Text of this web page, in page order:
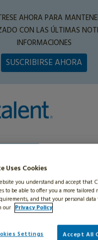
AHORA PARA
CON LAS ÚLTIMAS
INFORMACIONES
SUSCRIBIRSE AHORA
Uses Cookies
you understand and accept that
to be able to offer you a more tailored
and that your personal
our Privacy Policy.
Settings Accept All